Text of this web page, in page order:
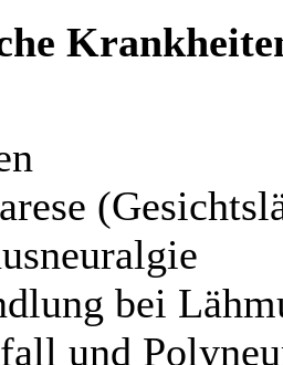
bei
und